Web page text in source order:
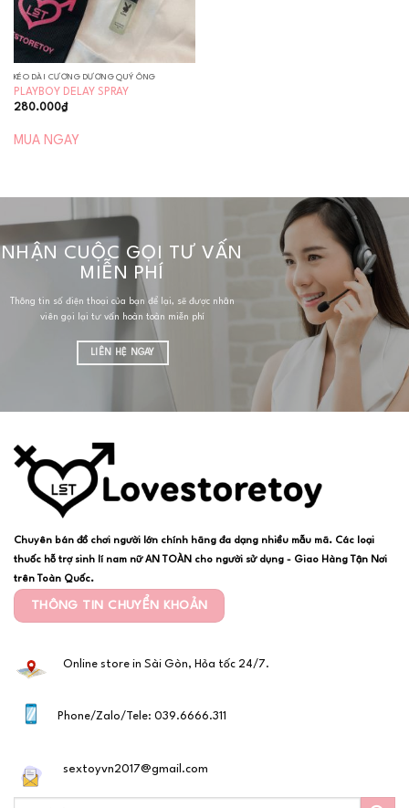
KÉO DÀI CƯƠNG DƯƠNG QUÝ ÔNG
PLAYBOY DELAY SPRAY
280.000₫
MUA NGAY
NHẬN CUỘC GỌI TƯ VẤN
MIỄN PHÍ
Thông tin số điện thoại của bạn để lại, sẽ được nhân
viên gọi lại tư vấn hoàn toàn miễn phí
LIÊN HỆ NGAY
Chuyên bán đồ chơi người lớn chính hãng đa dạng nhiều mẫu mã. Các loại
thuốc hỗ trợ sinh lí nam nữ AN TOÀN cho người sử dụng - Giao Hàng Tận Nơi
trên Toàn Quốc.
THÔNG TIN CHUYỂN KHOẢN
Online store in Sài Gòn, Hỏa tốc 24/7.
Phone/Zalo/Tele: 039.6666.311
sextoyvn2017@gmail.com